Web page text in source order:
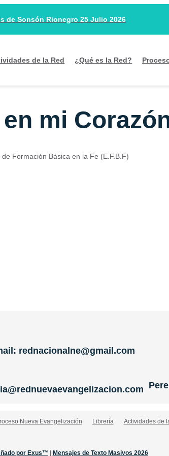
de Sonsón Rionegro 25 Julio 2026
de la Red ¿Qué es la Red?
mi
Formación Básica en la Fe (E.F.B.F)
rednacionalne@gmail.com
Nueva Evangelización Librería Actividades de
por Exus™ Mensajes de Texto Masivos 2026